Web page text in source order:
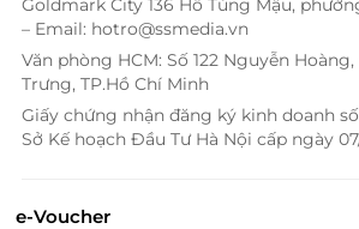
Goldmark City 136 Hồ Tùng Mậu,
– Email: hotro@ssmedia.vn
Văn phòng HCM: Số 122 Nguyễn
Trưng, TP.Hồ Chí Minh
Giấy chứng nhận đăng ký kinh doanh
Sở Kế hoạch Đầu Tư Hà Nội cấp ngày
e-Voucher